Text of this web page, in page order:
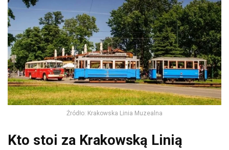
Źródło: Krakowska Linia Muzealna
Kto stoi za Krakowską Linią